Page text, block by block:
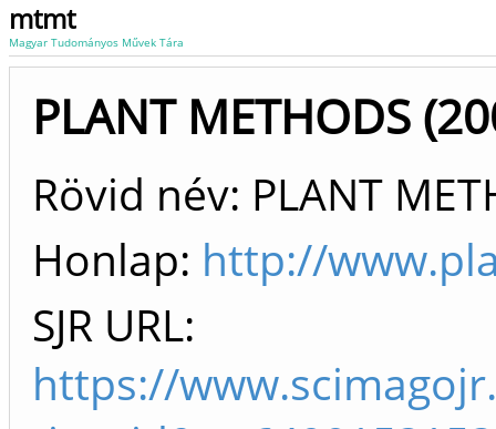
mtmt
Magyar Tudományos Művek Tára
PLANT METHODS
Rövid név: PLANT
Honlap: http://
SJR URL:
https://